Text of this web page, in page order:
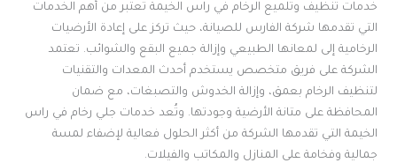
خدمات تنظيف وتلميع الرخام في راس الخيمة تعتبر من أهم الخدمات
التي تقدمها شركة الفارس للصيانة، حيث تركز على إعادة الأرضيات
الرخامية إلى لمعانها الطبيعي وإزالة جميع البقع والشوائب. تعتمد
الشركة على فريق متخصص يستخدم أحدث المعدات والتقنيات
لتنظيف الرخام بعمق، وإزالة الخدوش والتصبغات، مع ضمان
المحافظة على متانة الأرضية وجودتها. وتُعد خدمات جلي رخام في راس
الخيمة التي تقدمها الشركة من أكثر الحلول فعالية لإضفاء لمسة
جمالية وفخامة على المنازل والمكاتب والفيلات.